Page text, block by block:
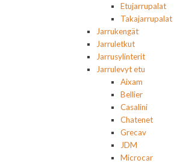
Etujarrupalat
Takajarrupalat
Jarrukengät
Jarruletkut
Jarrusylinterit
Jarrulevyt etu
Aixam
Bellier
Casalini
Chatenet
Grecav
JDM
Microcar